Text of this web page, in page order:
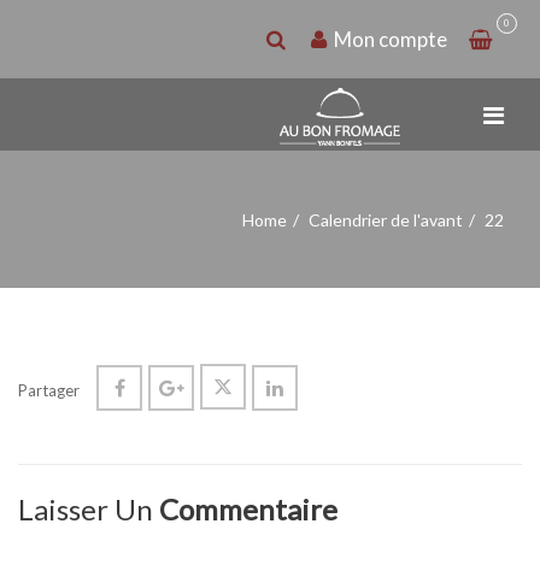
0
Mon compte
Home Calendrier de l'avant 22
Partager
Laisser Un Commentaire